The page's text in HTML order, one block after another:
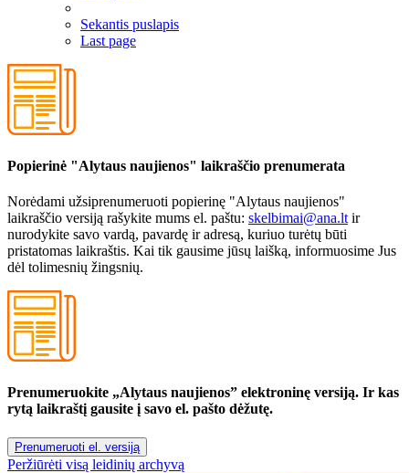
Sekantis puslapis
Last page
Popierinė "Alytaus naujienos" laikraščio prenumerata
Norėdami užsiprenumeruoti popierinę "Alytaus naujienos"
laikraščio versiją rašykite mums el. paštu: skelbimai@ana.lt ir
nurodykite savo vardą, pavardę ir adresą, kuriuo turėtų būti
pristatomas laikraštis. Kai tik gausime jūsų laišką, informuosime Jus
dėl tolimesnių žingsnių.
Prenumeruokite „Alytaus naujienos” elektroninę versiją. Ir kas
rytą laikraštį gausite į savo el. pašto dėžutę.
Prenumeruoti el. versiją
Peržiūrėti visą leidinių archyvą